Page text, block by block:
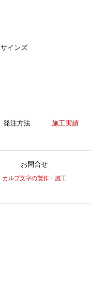
発注方法 施工実績
お問合せ
カルプ文字の製作・施工